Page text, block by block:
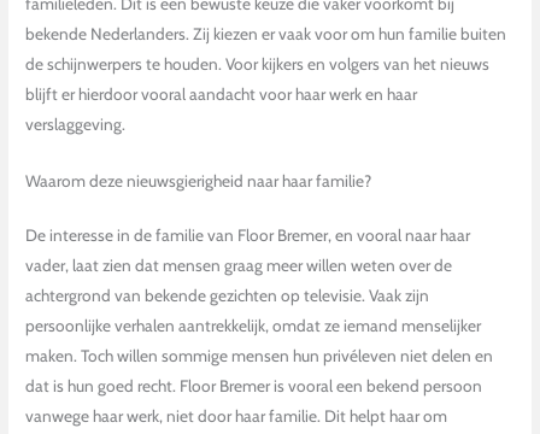
bekende Nederlanders. Zij kiezen er vaak voor om hun familie buiten
de schijnwerpers te houden. Voor kijkers en volgers van het nieuws
blijft er hierdoor vooral aandacht voor haar werk en haar
verslaggeving.
Waarom deze nieuwsgierigheid naar haar familie?
De interesse in de familie van Floor Bremer, en vooral naar haar
vader, laat zien dat mensen graag meer willen weten over de
achtergrond van bekende gezichten op televisie. Vaak zijn
persoonlijke verhalen aantrekkelijk, omdat ze iemand menselijker
maken. Toch willen sommige mensen hun privéleven niet delen en
dat is hun goed recht. Floor Bremer is vooral een bekend persoon
vanwege haar werk, niet door haar familie. Dit helpt haar om